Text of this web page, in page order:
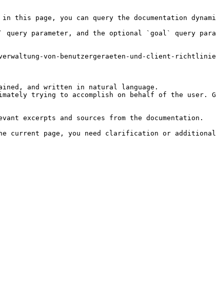
page, you can query the documentation
query parameter, and the optional `goal` query
von-benutzergeraeten-und-client-
and written in natural language.
trying to accomplish on behalf of the user.
excerpts and sources from the documentation.
current page, you need clarification or